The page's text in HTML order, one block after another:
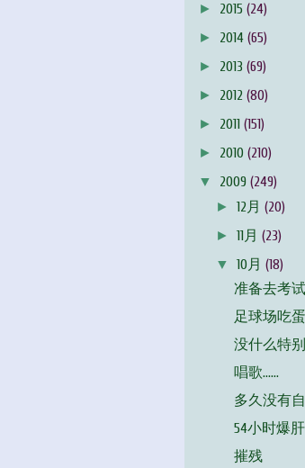
► 2015 (24)
► 2014 (65)
► 2013 (69)
► 2012 (80)
► 2011 (151)
► 2010 (210)
▼ 2009 (249)
►12月(20)
►11月(23)
▼10月(18)
准备去考试
足球场吃
没什么特
唱歌……
多久没有
54小时爆
摧残